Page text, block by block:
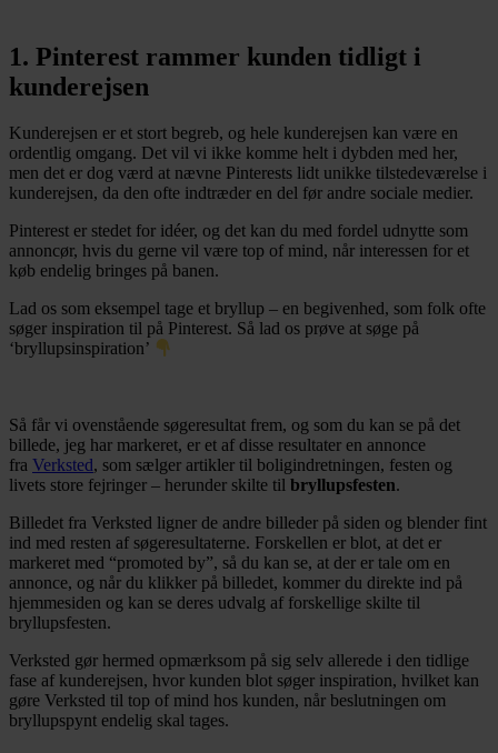
1. Pinterest rammer kunden tidligt i
kunderejsen
Kunderejsen er et stort begreb, og hele kunderejsen kan være en
ordentlig omgang. Det vil vi ikke komme helt i dybden med her,
men det er dog værd at nævne Pinterests lidt unikke tilstedeværelse i
kunderejsen, da den ofte indtræder en del før andre sociale medier.
Pinterest er stedet for idéer, og det kan du med fordel udnytte som
annoncør, hvis du gerne vil være top of mind, når interessen for et
køb endelig bringes på banen.
Lad os som eksempel tage et bryllup – en begivenhed, som folk ofte
søger inspiration til på Pinterest. Så lad os prøve at søge på
‘bryllupsinspiration’
Så får vi ovenstående søgeresultat frem, og som du kan se på det
billede, jeg har markeret, er et af disse resultater en annonce
fra Verksted, som sælger artikler til boligindretningen, festen og
livets store fejringer – herunder skilte til bryllupsfesten.
Billedet fra Verksted ligner de andre billeder på siden og blender fint
ind med resten af søgeresultaterne. Forskellen er blot, at det er
markeret med “promoted by”, så du kan se, at der er tale om en
annonce, og når du klikker på billedet, kommer du direkte ind på
hjemmesiden og kan se deres udvalg af forskellige skilte til
bryllupsfesten.
Verksted gør hermed opmærksom på sig selv allerede i den tidlige
fase af kunderejsen, hvor kunden blot søger inspiration, hvilket kan
gøre Verksted til top of mind hos kunden, når beslutningen om
bryllupspynt endelig skal tages.